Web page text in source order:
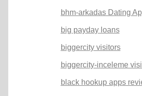
bhm-arkadas Dating
big payday loans
biggercity visitors
biggercity-inceleme
black hookup apps